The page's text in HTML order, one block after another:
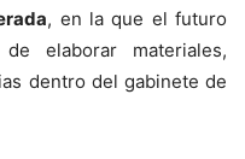
, en la que el futuro
elaborar materiales,
dentro del gabinete de